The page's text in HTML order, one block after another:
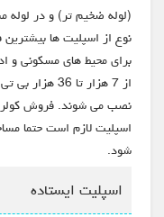
(لوله ضخیم تر) و در لوله
نوع از اسپلیت ها
برای محیط های مسکونی و
از 7 هزار تا
نصب می شوند. فروش کولر
اسپلیت لازم است حتما
شود.
اسپلیت ایستاده